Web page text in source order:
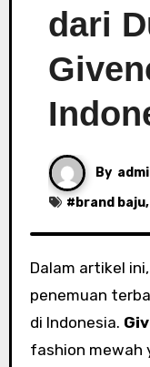
dari
By
# brand baju
Dalam artikel ini, kita akan menjelajahi
penemuan
di Indonesia.
fashion mewah